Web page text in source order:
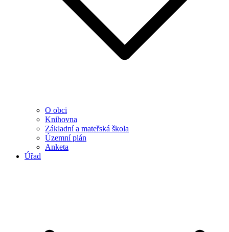
O obci
Knihovna
Základní a mateřská škola
Územní plán
Anketa
Úřad